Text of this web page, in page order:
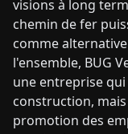
visions à long
chemin de fer
comme
l'ensemble, BUG
une entreprise
construction,
promotion des